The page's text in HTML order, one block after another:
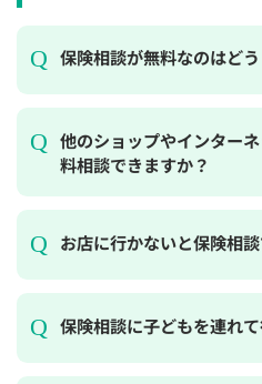
保険相談が無料なのはど
他のショップやインター
料相談できますか？
お店に行かないと保険相
保険相談に子どもを連れ